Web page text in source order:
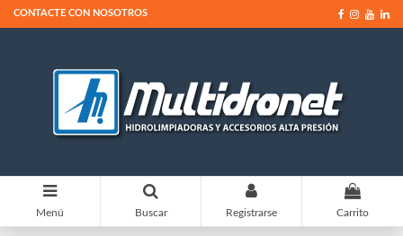
CONTACTE CON NOSOTROS
Menú Buscar Registrarse
0
Carrito